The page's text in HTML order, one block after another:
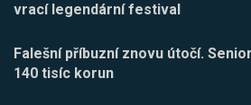
vrací legendární festival
Falešní příbuzní znovu útočí.
140 tisíc korun